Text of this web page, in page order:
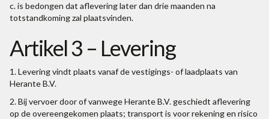
c. is bedongen dat aflevering later dan drie maanden na
totstandkoming zal plaatsvinden.
Artikel 3 – Levering
1. Levering vindt plaats vanaf de vestigings- of laadplaats van
Herante B.V.
2. Bij vervoer door of vanwege Herante B.V. geschiedt aflevering
op de overeengekomen plaats; transport is voor rekening en risico